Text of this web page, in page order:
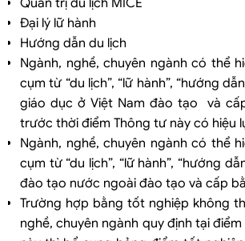
Đại lý lữ hành
Hướng dẫn du lịch
Ngành, nghề, chuyên ngành có thể
cụm từ “du lịch”, “lữ hành”, “hướng
giáo dục ở Việt Nam đào tạo và
trước thời điểm Thông tư này có hiệu
Ngành, nghề, chuyên ngành có thể
cụm từ “du lịch”, “lữ hành”, “hướng
đào tạo nước ngoài đào tạo và cấp
Trường hợp bằng tốt nghiệp không
nghề, chuyên ngành quy định tại